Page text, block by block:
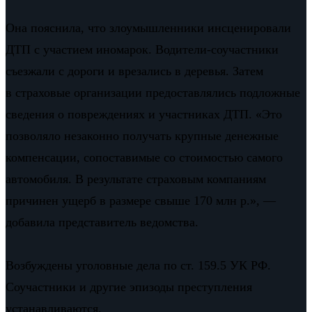
Она пояснила, что злоумышленники инсценировали
ДТП с участием иномарок. Водители-соучастники
съезжали с дороги и врезались в деревья. Затем
в страховые организации предоставлялись подложные
сведения о повреждениях и участниках ДТП. «Это
позволяло незаконно получать крупные денежные
компенсации, сопоставимые со стоимостью самого
автомобиля. В результате страховым компаниям
причинен ущерб в размере свыше 170 млн р.», —
добавила представитель ведомства.
Возбуждены уголовные дела по ст. 159.5 УК РФ.
Соучастники и другие эпизоды преступления
устанавливаются.